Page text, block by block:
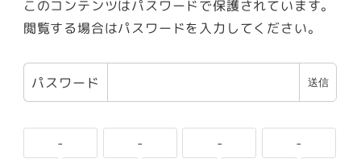
このコンテンツはパスワードで保護されています。
閲覧する場合はパスワードを入力してください。
パスワード
- - - -